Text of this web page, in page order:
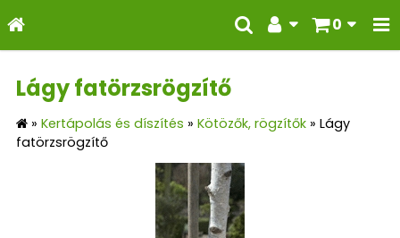
0
Lágy fatörzsrögzítő
» Kertápolás és díszítés » Kötözők, rögzítők » Lágy
fatörzsrögzítő